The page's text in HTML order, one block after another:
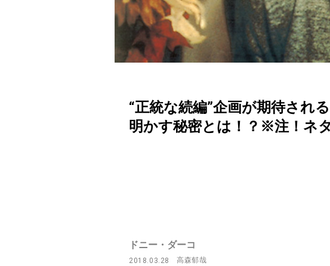
“正統な続編”企画が期待され
明かす秘密とは！？※注！ネ
ドニー・ダーコ
2018.03.28 高森郁哉